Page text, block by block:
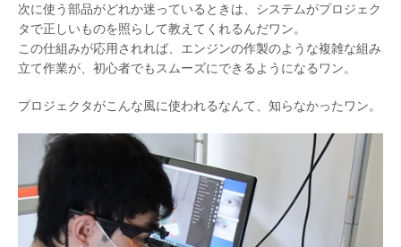
次に使う部品がどれか迷っているときは、システムがプロジェク
タで正しいものを照らして教えてくれるんだワン。
この仕組みが応用されれば、エンジンの作製のような複雑な組み
立て作業が、初心者でもスムーズにできるようになるワン。
プロジェクタがこんな風に使われるなんて、知らなかったワン。